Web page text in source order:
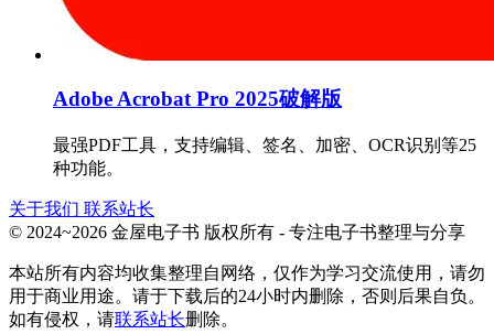
Adobe Acrobat Pro 2025破解版
最强PDF工具，支持编辑、签名、加密、OCR识别等25
种功能。
关于我们 联系站长
© 2024~2026 金屋电子书 版权所有 - 专注电子书整理与分享
本站所有内容均收集整理自网络，仅作为学习交流使用，请勿
用于商业用途。请于下载后的24小时内删除，否则后果自负。
如有侵权，请联系站长删除。